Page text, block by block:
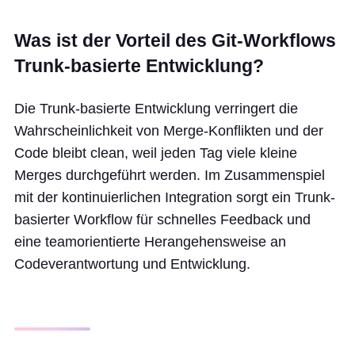
Was ist der Vorteil des Git-Workflows
Trunk-basierte Entwicklung?
Die Trunk-basierte Entwicklung verringert die
Wahrscheinlichkeit von Merge-Konflikten und der
Code bleibt clean, weil jeden Tag viele kleine
Merges durchgeführt werden. Im Zusammenspiel
mit der kontinuierlichen Integration sorgt ein Trunk-
basierter Workflow für schnelles Feedback und
eine teamorientierte Herangehensweise an
Codeverantwortung und Entwicklung.